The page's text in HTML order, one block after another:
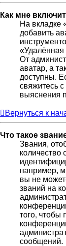
Как мне
На вкладке
добавить
«Удалённая
От
аватар, а
доступны.
свяжитесь
выяснения
Вернуться к
Что такое
Звания,
количество
например,
вы не
званий на
того, чтобы
сообщений.